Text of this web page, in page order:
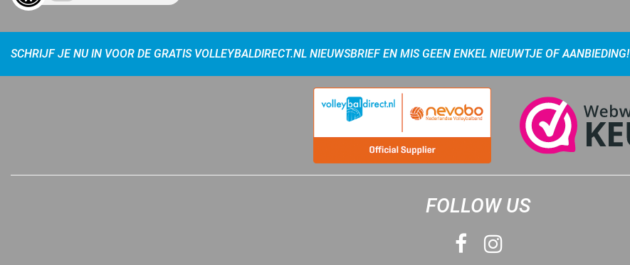
SCHRIJF JE NU IN VOOR DE GRATIS VOLLEYBALDIRECT.NL NIEUWSBRIEF EN MIS GEEN ENKEL NIEUWTJE OF AANBIEDING!
FOLLOW US